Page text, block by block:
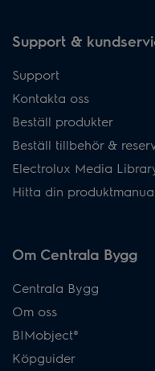
Support &
Support
Kontakta oss
Beställ produkter
Beställ tillbehör &
Electrolux Media
Hitta din
Om Centrala Bygg
Centrala Bygg
Om oss
BIMobject®
Köpguider